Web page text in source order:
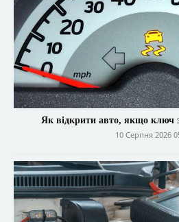
Як відкрити авто, якщо ключ
10 Серпня 2026